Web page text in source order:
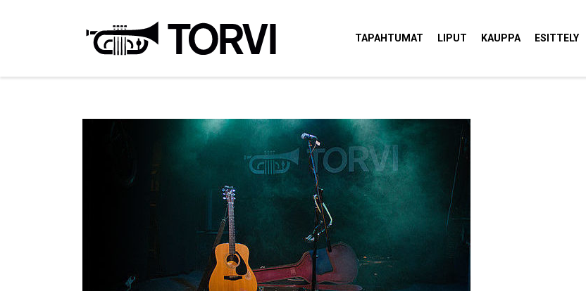
TAPAHTUMAT LIPUT KAUPPA ESITTELY